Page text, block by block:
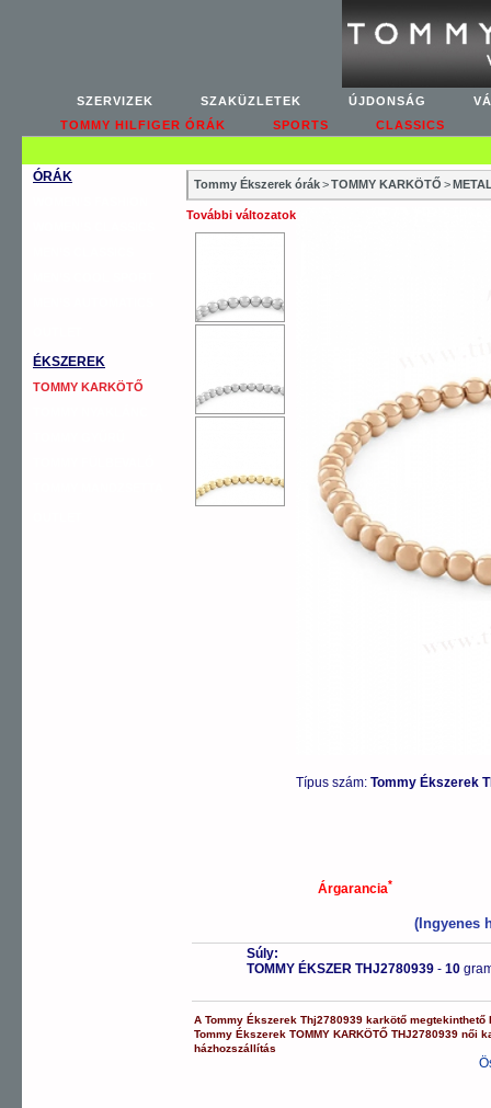
SZERVIZEK SZAKÜZLETEK ÚJDONSÁG
TOMMY HILFIGER ÓRÁK
SPORTS CLASSICS
ÓRÁK
ÉKSZEREK
TOMMY KARKÖTŐ
Tommy Ékszerek órák>TOMMY KARKÖTŐ >
További változatok
Típus szám: Tommy Ékszerek
Árgarancia*
(Ingyenes
Súly:
TOMMY ÉKSZER THJ2780939 - 10
ATommy Ékszerek Thj2780939 karkötő megtekinthető
Tommy Ékszerek TOMMY KARKÖTŐ THJ2780939 női
házhozszállítás